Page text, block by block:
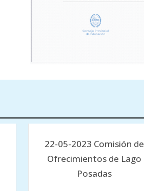
22-05-2023 Comisión de
Ofrecimientos de Lago
Posadas